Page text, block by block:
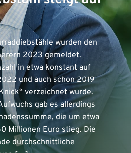
wurden den
2023 gemeldet.
in etwa konstant auf
und auch schon 2019
verzeichnet wurde.
gab es allerdings
die um etwa
Millionen Euro stieg. Die
durchschnittliche